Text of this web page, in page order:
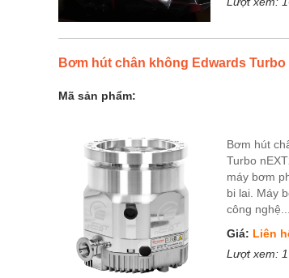
Bơm hút chân không Edwards Turbo
Mã sản phẩm:
Bơm hút
Turbo
máy bơm
bi lai. Máy
công nghệ...
Giá: Liên
Lượt xem: